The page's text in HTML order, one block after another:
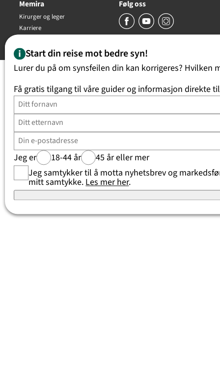
Memira
Kirurger og leger
Karriere
Følg oss
Copyright Memira AS 2026, all rights reserved
Start din reise mot bedre syn!
Lurer du på om synsfeilen din kan korrigeres? Hvilken
Få gratis tilgang til våre guider og informasjon direkte
Jeg er 18-44 år
45 år eller mer
Jeg samtykker til å motta nyhetsbrev og
mitt samtykke.Les mer her.